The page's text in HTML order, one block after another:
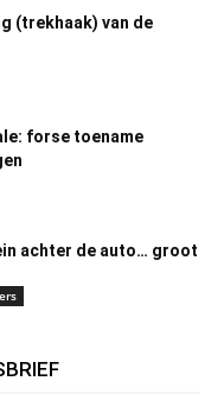
(trekhaak) van de
forse toename
achter de auto… groot